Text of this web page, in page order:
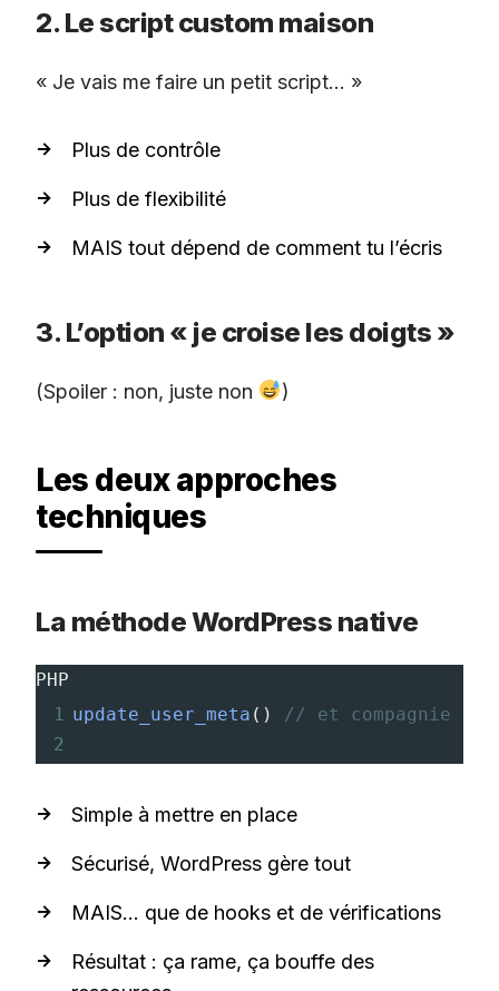
2. Le script custom maison
« Je vais me faire un petit script… »
Plus de contrôle
Plus de flexibilité
MAIS tout dépend de comment tu l’écris
3. L’option « je croise les doigts »
(Spoiler : non, juste non )
Les deux approches
techniques
La méthode WordPress native
PHP
1
update_user_meta ()
// et compagnie
2
Simple à mettre en place
Sécurisé, WordPress gère tout
MAIS… que de hooks et de vérifications
Résultat : ça rame, ça bouffe des